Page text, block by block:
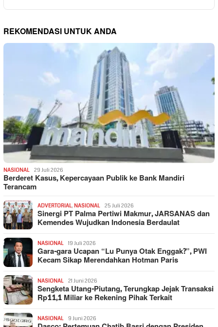
REKOMENDASI UNTUK ANDA
NASIONAL 29 Juli 2026
Berderet Kasus, Kepercayaan Publik ke Bank Mandiri
Terancam
ADVERTORIAL, NASIONAL 25 Juli 2026
Sinergi PT Palma Pertiwi Makmur, JARSANAS dan
Kemendes Wujudkan Indonesia Berdaulat
NASIONAL 19 Juli 2026
Gara-gara Ucapan “Lu Punya Otak Enggak?”, PWI
Kecam Sikap Merendahkan Hotman Paris
NASIONAL 21 Juni 2026
Sengketa Utang-Piutang, Terungkap Jejak Transaksi
Rp11,1 Miliar ke Rekening Pihak Terkait
NASIONAL 9 Juni 2026